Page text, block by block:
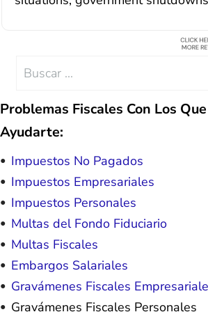
hope. I look forward to better days for
possible because of J Miller, and I am
Search
Problemas Fiscales Con Los
Ayudarte:
Impuestos No Pagados
Impuestos Empresariales
Impuestos Personales
Multas del Fondo Fiduciario
Multas Fiscales
Embargos Salariales
Gravámenes Fiscales
Gravámenes Fiscales Personales